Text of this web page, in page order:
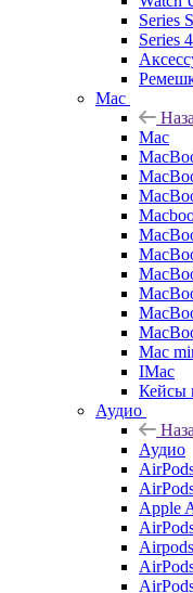
Series
Series 4
Mac
Mac
Mac
IMac
Кейсы
Аудио
Аудио
Apple